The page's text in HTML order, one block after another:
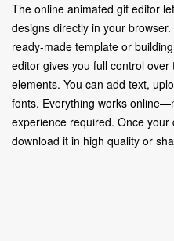
The online animated gif editor
designs directly in your
ready-made template or
editor gives you full control
elements. You can add text,
fonts. Everything works
experience required. Once your
download it in high quality or